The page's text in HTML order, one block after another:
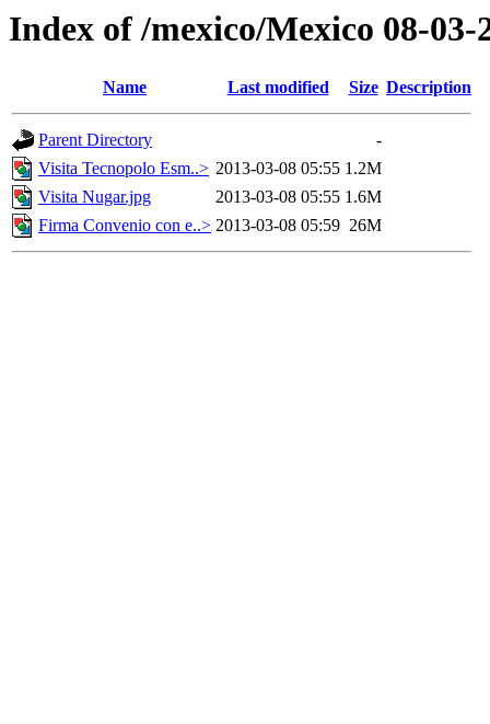
Index of /mexico/Mexico 08-03-
Name Last modified Size Description
Parent Directory
-
Visita Tecnopolo Esm..> 2013-03-08 05:55 1.2M
Visita Nugar.jpg
2013-03-08 05:55 1.6M
Firma Convenio con e..> 2013-03-08 05:59 26M